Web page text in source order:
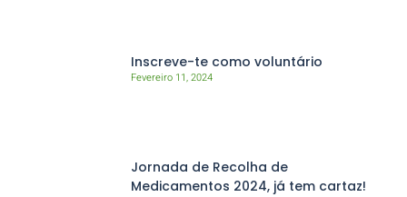
Inscreve-te como voluntário
Fevereiro 11, 2024
Jornada de Recolha de
Medicamentos 2024, já tem cartaz!